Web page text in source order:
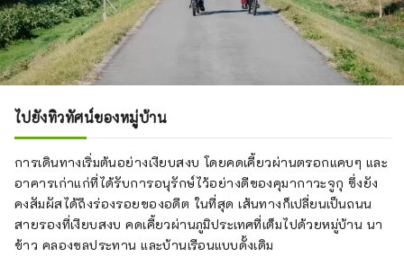
ไปยังทิวทัศน์ของหมู่บ้าน
การเดินทางเริ่มต้นอย่างเงียบสงบ โดยคดเคี้ยวผ่านตรอกแคบๆ และ
อาคารเก่าแก่ที่ได้รับการอนุรักษ์ไว้อย่างดีของคุมากาวะจูกุ ซึ่งยัง
คงสัมผัสได้ถึงร่องรอยของอดีต ในที่สุด เส้นทางก็เปลี่ยนเป็นถนน
สายรองที่เงียบสงบ คดเคี้ยวผ่านภูมิประเทศที่เต็มไปด้วยหมู่บ้าน นา
ข้าว คลองชลประทาน และบ้านเรือนแบบดั้งเดิม